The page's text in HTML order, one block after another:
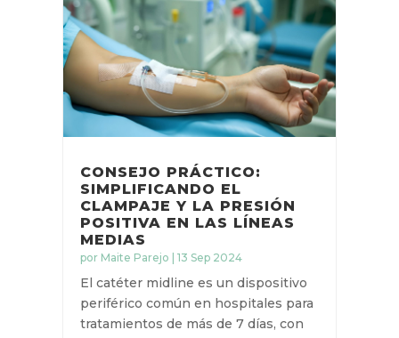
que la crisis sanitaria exigía.
LEER MÁS
CONSEJO PRÁCTICO:
SIMPLIFICANDO EL
CLAMPAJE Y LA PRESIÓN